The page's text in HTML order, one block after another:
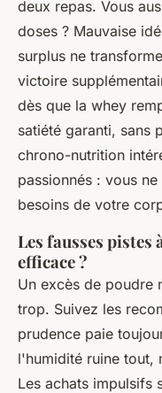
deux repas. Vous
doses ? Mauvaise
surplus ne
victoire
dès que la whey
satiété garanti, sans
chrono-nutrition
passionnés : vous
besoins de votre
Les fausses pistes
efficace ?
Un excès de poudre
trop. Suivez les
prudence paie
l'humidité ruine tout,
Les achats impulsifs